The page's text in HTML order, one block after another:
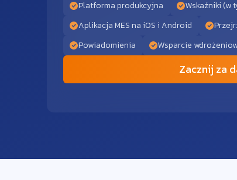
Platforma produkcyjna
Wskaźniki (w
Aplikacja MES na iOS i Android
Powiadomienia
Wsparcie
Zacznij za